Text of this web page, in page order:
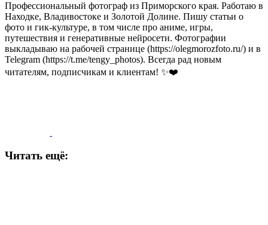
Профессиональный фотограф из Приморского края. Работаю в
Находке, Владивостоке и Золотой Долине. Пишу статьи о
фото и гик-культуре, в том числе про аниме, игры,
путешествия и генеративные нейросети. Фотографии
выкладываю на рабочей странице (https://olegmorozfoto.ru/) и в
Telegram (https://t.me/tengy_photos). Всегда рад новым
читателям, подписчикам и клиентам! ✨❤️
Читать ещё: